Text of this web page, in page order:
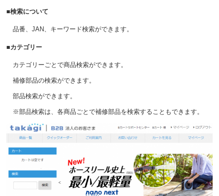
■検索について
品番、JAN、キーワード検索ができます。
■カテゴリー
カテゴリーごとで商品検索ができます。
補修部品の検索ができます。
部品検索ができます。
※部品検索は、各商品ごとで補修部品を検索することもできます。